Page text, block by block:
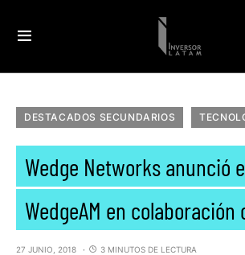
DESTACADOS SECUNDARIOS
Wedge Networks anunció
WedgeAM en colaboración
27 JUNIO, 2018 3 MINUTOS DE LECTURA